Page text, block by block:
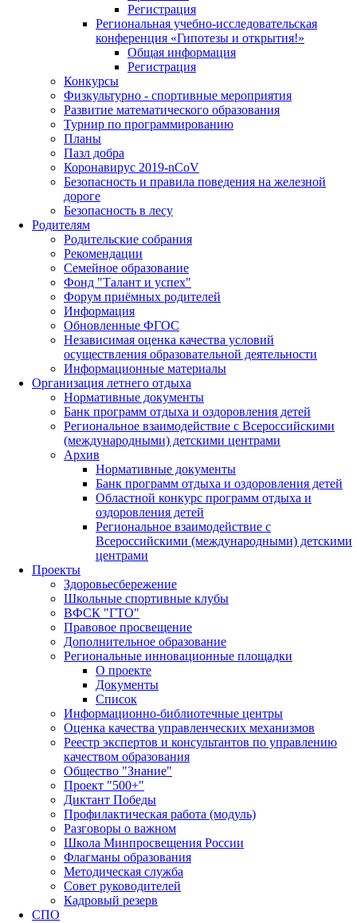
Регистрация
Региональная учебно-исследовательская
конференция «Гипотезы и открытия!»
Общая информация
Регистрация
Конкурсы
Физкультурно - спортивные мероприятия
Развитие математического образования
Турнир по программированию
Планы
Пазл добра
Коронавирус 2019-nCoV
Безопасность и правила поведения на железной
дороге
Безопасность в лесу
Родителям
Родительские собрания
Рекомендации
Семейное образование
Фонд "Талант и успех"
Форум приёмных родителей
Информация
Обновленные ФГОС
Независимая оценка качества условий
осуществления образовательной деятельности
Информационные материалы
Организация летнего отдыха
Нормативные документы
Банк программ отдыха и оздоровления детей
Региональное взаимодействие с Всероссийскими
(международными) детскими центрами
Архив
Нормативные документы
Банк программ отдыха и оздоровления детей
Областной конкурс программ отдыха и
оздоровления детей
Региональное взаимодействие с
Всероссийскими (международными) детскими
центрами
Проекты
Здоровьесбережение
Школьные спортивные клубы
ВФСК "ГТО"
Правовое просвещение
Дополнительное образование
Региональные инновационные площадки
О проекте
Документы
Список
Информационно-библиотечные центры
Оценка качества управленческих механизмов
Реестр экспертов и консультантов по управлению
качеством образования
Общество "Знание"
Проект "500+"
Диктант Победы
Профилактическая работа (модуль)
Разговоры о важном
Школа Минпросвещения России
Флагманы образования
Методическая служба
Совет руководителей
Кадровый резерв
СПО